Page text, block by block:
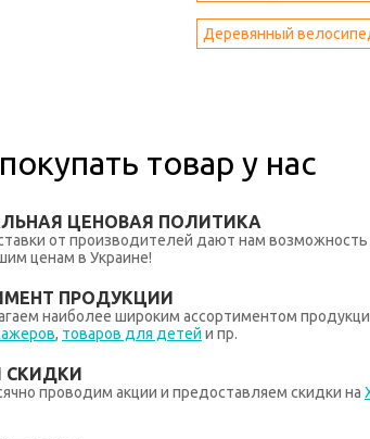
Деревянный
товар у нас
ЦЕНОВАЯ ПОЛИТИКА
от производителей дают нам возможность
ценам в Украине!
ПРОДУКЦИИ
наиболее широким ассортиментом
, товаров для детей и пр.
СКИДКИ
проводим акции и предоставляем скидки на